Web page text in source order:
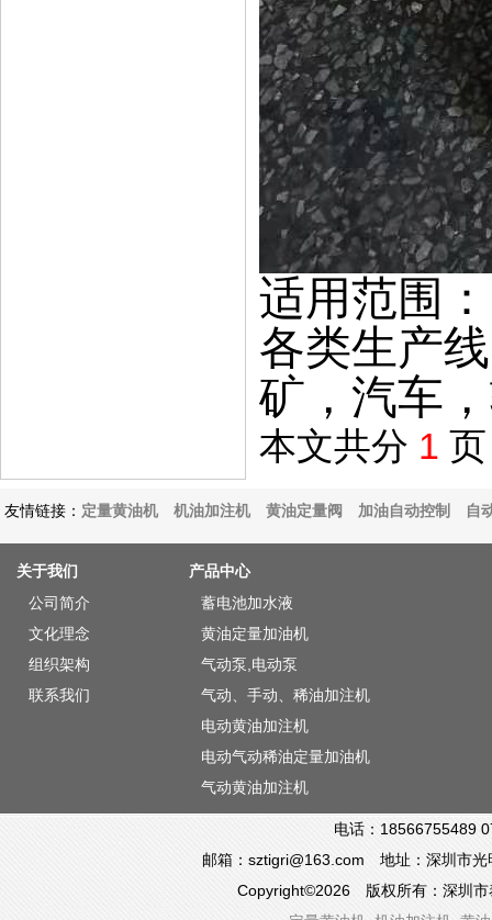
适用范围：
各类生产
矿，汽车
本文共分 1 页
友情链接： 定量黄油机 机油加注机 黄油定量阀 加油自动控制 自
关于我们
产品中心
公司简介
文化理念
组织架构
联系我们
蓄电池加水液
黄油定量加油机
气动泵,电动泵
气动、手动、稀油加注机
电动黄油加注机
电动气动稀油定量加油机
气动黄油加注机
电话：18566755489
邮箱：sztigri@163.com 地址：深圳市
Copyright©2026 版权所有：深圳